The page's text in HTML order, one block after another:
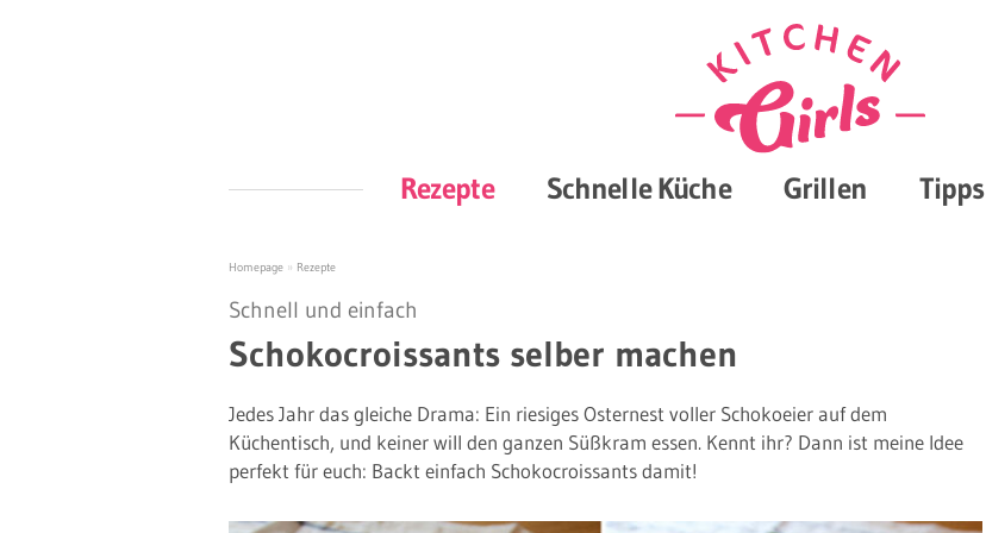
Rezepte Schnelle Küche Grillen Tipps
Homepage » Rezepte
Schnell und einfach
Schokocroissants selber machen
Jedes Jahr das gleiche Drama: Ein riesiges Osternest voller Schokoeier auf dem
Küchentisch, und keiner will den ganzen Süßkram essen. Kennt ihr? Dann ist meine Idee
perfekt für euch: Backt einfach Schokocroissants damit!